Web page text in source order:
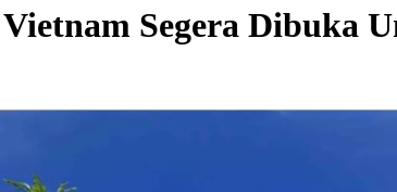
Segera Dibuka